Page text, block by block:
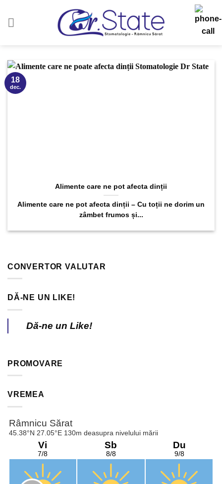
Alimente care ne pot afecta dinții
Alimente care ne pot afecta dinții – Cu toții ne dorim un
zâmbet frumos și...
18
dec.
CONVERTOR VALUTAR
DĂ-NE UN LIKE!
Dă-ne un Like!
PROMOVARE
VREMEA